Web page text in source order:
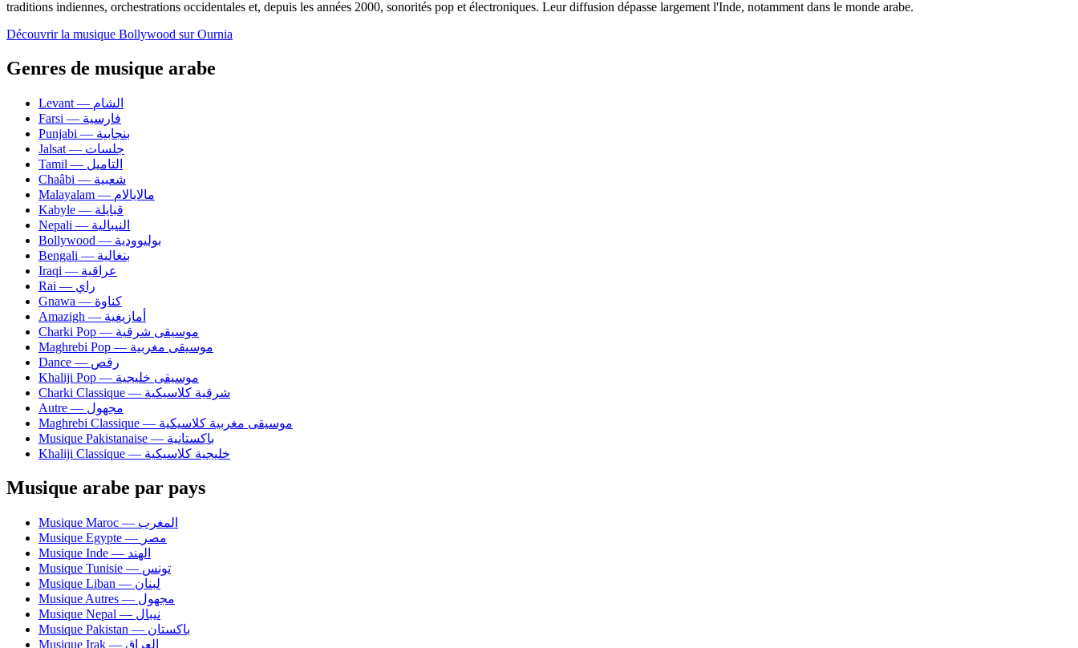
traditions indiennes, orchestrations occidentales et, depuis les années 2000, sonorités pop et électroniques. Leur diffusion dépasse largement l'Inde, notamment dans le monde arabe.
Découvrir la musique Bollywood sur Ournia
Genres de musique arabe
Levant — الشام
Farsi — فارسية
Punjabi — بنجابية
Jalsat — جلسات
Tamil — التاميل
Chaâbi — شعبية
Malayalam — مالايالام
Kabyle — قبايلة
Nepali — النيبالية
Bollywood — بوليوودية
Bengali — بنغالية
Iraqi — عراقية
Rai — راي
Gnawa — كناوة
Amazigh — أمازيغية
Charki Pop — موسيقى شرقية
Maghrebi Pop — موسيقى مغربية
Dance — رقص
Khaliji Pop — موسيقى خليجية
Charki Classique — شرقية كلاسيكية
Autre — مجهول
Maghrebi Classique — موسيقى مغربية كلاسيكية
Musique Pakistanaise — باكستانية
Khaliji Classique — خليجية كلاسيكية
Musique arabe par pays
Musique Maroc — المغرب
Musique Egypte — مصر
Musique Inde — الهند
Musique Tunisie — تونس
Musique Liban — لبنان
Musique Autres — مجهول
Musique Nepal — نيبال
Musique Pakistan — باكستان
Musique Irak — العراق